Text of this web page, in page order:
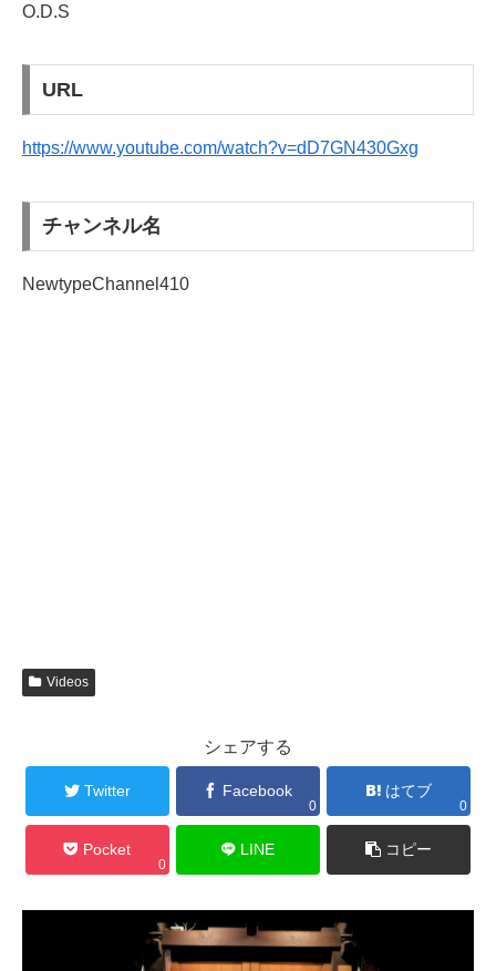
O.D.S
URL
https://www.youtube.com/watch?v=dD7GN430Gxg
チャンネル名
NewtypeChannel410
Videos
シェアする
Twitter Facebook
0
はてブ
0
Pocket
0
LINE コピー